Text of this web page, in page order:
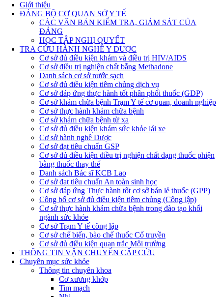
Giới thiệu
ĐẢNG BỘ CƠ QUAN SỞ Y TẾ
CÁC VĂN BẢN KIỂM TRA, GIÁM SÁT CỦA
ĐẢNG
HỌC TẬP NGHỊ QUYẾT
TRA CỨU HÀNH NGHỀ Y DƯỢC
Cơ sở đủ điều kiện khám và điều trị HIV/AIDS
Cơ sở điều trị nghiện chất bằng Methadone
Danh sách cơ sở nước sạch
Cơ sở đủ điều kiện tiêm chủng dịch vụ
Cơ sở đáp ứng thực hành tốt phân phối thuốc (GDP)
Cơ sở khám chữa bệnh Trạm Y tế cơ quan, doanh nghiệp
Cơ sở thực hành khám chữa bệnh
Cơ sở khám chữa bệnh từ xa
Cơ sở đủ điều kiện khám sức khỏe lái xe
Cơ sở hành nghề Dược
Cơ sở đạt tiêu chuẩn GSP
Cơ sở đủ điều kiện điều trị nghiện chất dạng thuốc phiện
bằng thuốc thay thế
Danh sách Bác sĩ KCB Lao
Cơ sở đạt tiêu chuẩn An toàn sinh học
Cơ sở đáp ứng Thực hành tốt cơ sở bán lẻ thuốc (GPP)
Công bố cơ sở đủ điều kiện tiêm chủng (Công lập)
Cơ sở thực hành khám chữa bệnh trong đào tạo khối
ngành sức khỏe
Cơ sở Trạm Y tế công lập
Cơ sở chế biến, bào chế thuốc Cổ truyền
Cơ sở đủ điều kiện quan trắc Môi trường
THÔNG TIN VẬN CHUYỂN CẤP CỨU
Chuyên mục sức khỏe
Thông tin chuyên khoa
Cơ xương khớp
Tim mạch